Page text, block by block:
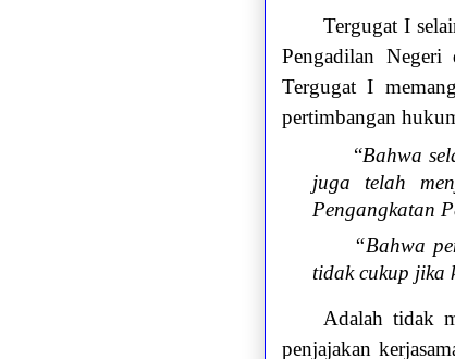
Tergugat I
Pengadilan Negeri
Tergugat I
pertimbangan
“Bahwa
juga telah
Pengangkatan
“Bahwa
tidak cukup jika
Adalah tidak
penjajakan